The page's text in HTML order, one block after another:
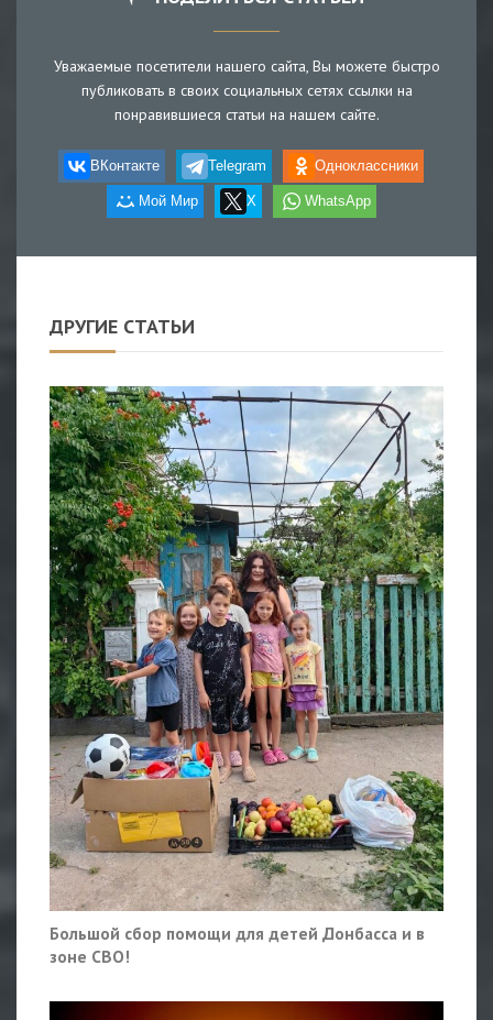
Уважаемые посетители нашего сайта, Вы можете быстро
публиковать в своих социальных сетях ссылки на
понравившиеся статьи на нашем сайте.
ВКонтакте Telegram Одноклассники
Мой Мир X WhatsApp
ДРУГИЕ СТАТЬИ
Большой сбор помощи для детей Донбасса и в
зоне СВО!